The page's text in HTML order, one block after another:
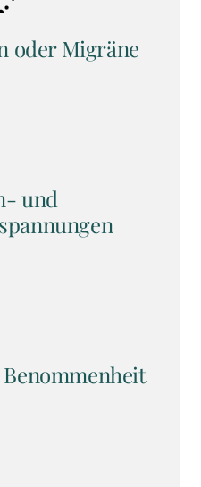
oder Migräne
und